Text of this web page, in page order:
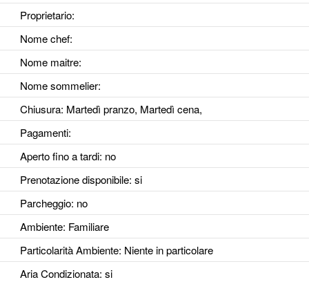
Proprietario:
Nome chef:
Nome maitre:
Nome sommelier:
Chiusura: Martedì pranzo, Martedì cena,
Pagamenti:
Aperto fino a tardi: no
Prenotazione disponibile: si
Parcheggio: no
Ambiente: Familiare
Particolarità Ambiente: Niente in particolare
Aria Condizionata: si